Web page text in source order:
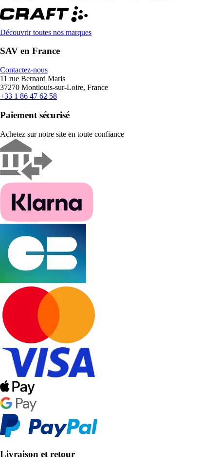
Découvrir toutes nos marques
SAV en France
Contactez-nous
11 rue Bernard Maris
37270 Montlouis-sur-Loire, France
+33 1 86 47 62 58
Paiement sécurisé
Achetez sur notre site en toute confiance
Livraison et retour